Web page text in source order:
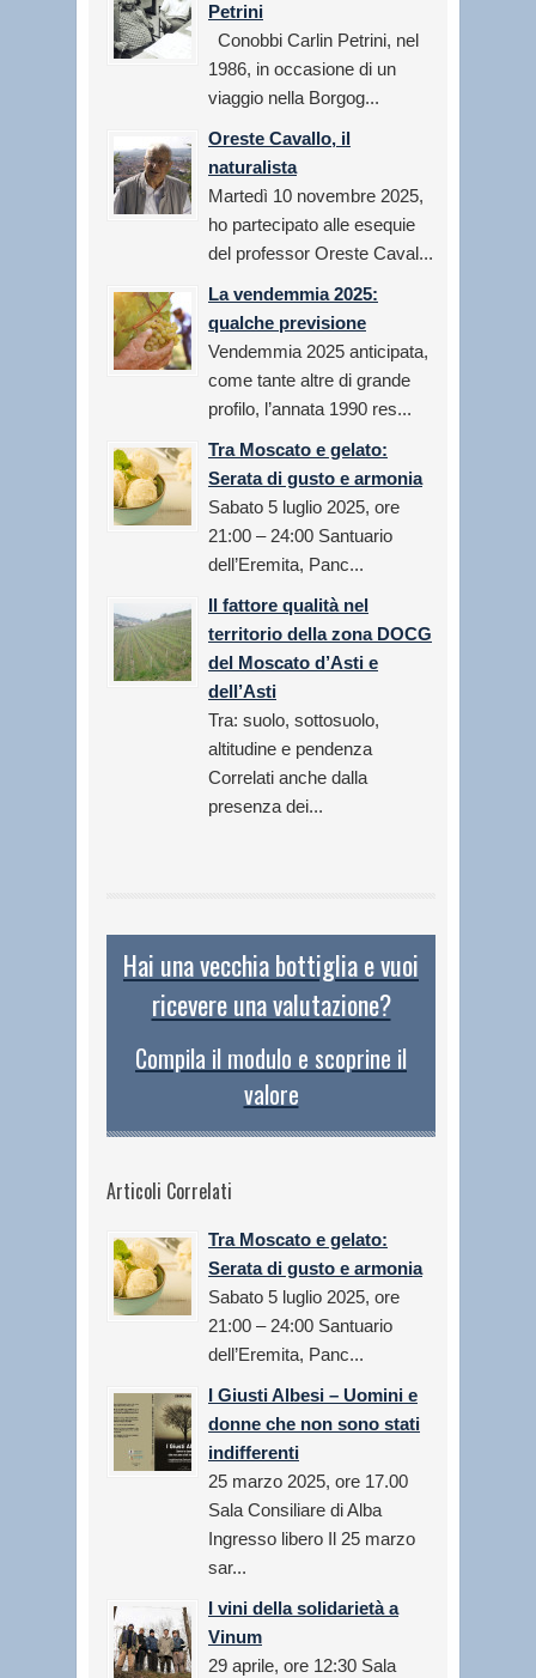
Petrini
Conobbi Carlin Petrini, nel
1986, in occasione di un
viaggio nella Borgog...
Oreste Cavallo, il
naturalista
Martedì 10 novembre 2025,
ho partecipato alle esequie
del professor Oreste Caval...
La vendemmia 2025:
qualche previsione
Vendemmia 2025 anticipata,
come tante altre di grande
profilo, l’annata 1990 res...
Tra Moscato e gelato:
Serata di gusto e armonia
Sabato 5 luglio 2025, ore
21:00 – 24:00 Santuario
dell’Eremita, Panc...
Il fattore qualità nel
territorio della zona DOCG
del Moscato d’Asti e
dell’Asti
Tra: suolo, sottosuolo,
altitudine e pendenza
Correlati anche dalla
presenza dei...
Hai una vecchia bottiglia e vuoi
ricevere una valutazione?
Compila il modulo e scoprine il
valore
Articoli Correlati
Tra Moscato e gelato:
Serata di gusto e armonia
Sabato 5 luglio 2025, ore
21:00 – 24:00 Santuario
dell’Eremita, Panc...
I Giusti Albesi – Uomini e
donne che non sono stati
indifferenti
25 marzo 2025, ore 17.00
Sala Consiliare di Alba
Ingresso libero Il 25 marzo
sar...
I vini della solidarietà a
Vinum
29 aprile, ore 12:30 Sala